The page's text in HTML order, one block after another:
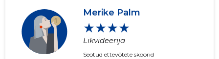
Merike Palm
★★★★
Likvideerija
Seotud ettevõtete skoorid